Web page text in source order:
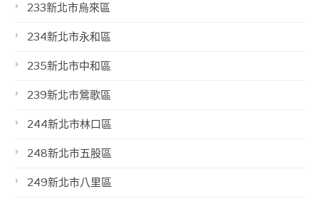
233新北市烏來區
234新北市永和區
235新北市中和區
239新北市鶯歌區
244新北市林口區
248新北市五股區
249新北市八里區